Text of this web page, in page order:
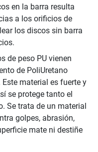
en la barra resulta
a los orificios de
los discos sin barra
de peso PU vienen
de PoliUretano
material es fuerte y
se protege tanto el
Se trata de un material
golpes, abrasión,
mate ni destiñe